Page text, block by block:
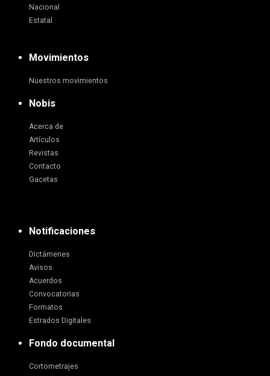
Nacional
Estatal
Movimientos
Nuestros movimientos
Nobis
Acerca de
Artículos
Revistas
Contacto
Gacetas
Notificaciones
Dictámenes
Avisos
Acuerdos
Convocatorias
Formatos
Estrados Digitales
Fondo documental
Cortometrajes